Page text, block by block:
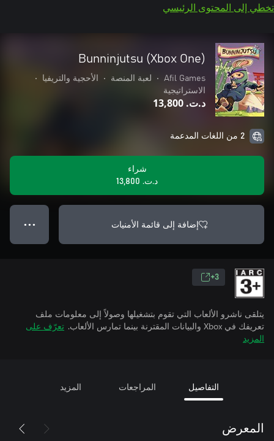
تخطي إلى المحتوى الرئيسي
Bunninjutsu (Xbox One)
Afil Games
• لعبة المنصة • الأحجية والتريفيا
•
الاستراتيجية
د.ت.‏ 13,800
2 من اللغات المدعمة
شراء
د.ت.‏ 13,800
إضافة إلى قائمة الأمنيات ● ● ●
3+
يتلقى ناشرو الألعاب التي تقوم بتشغيلها وصولاً إلى معلومات ملف
تعريفك في Xbox والبيانات المقترنة بينما تمارس الألعاب.
تعرّف على
المزيد
التفاصيل المراجعات المزيد
المعرض